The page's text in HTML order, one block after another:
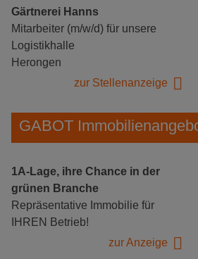
Gärtnerei Hanns
Mitarbeiter (m/w/d) für unsere
Logistikhalle
Herongen
zur Stellenanzeige
GABOT
1A-Lage, ihre Chance in der
grünen Branche
Repräsentative Immobilie für
IHREN Betrieb!
zur Anzeige